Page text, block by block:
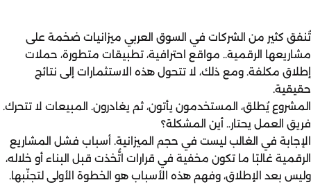
تُنفق كثير من الشركات في السوق العربي ميزانيات ضخمة على
مشاريعها الرقمية.. مواقع احترافية، تطبيقات متطورة، حملات
إطلاق مكلفة. ومع ذلك، لا تتحول هذه الاستثمارات إلى نتائج
حقيقية.
المشروع يُطلق، المستخدمون يأتون، ثم يغادرون. المبيعات لا تتحرك.
فريق العمل يحتار.. أين المشكلة؟
الإجابة في الغالب ليست في حجم الميزانية. أسباب فشل المشاريع
الرقمية غالبًا ما تكون مخفية في قرارات اتُّخذت قبل البناء أو خلاله،
وليس بعد الإطلاق، وفهم هذه الأسباب هو الخطوة الأولى لتجنّبها.